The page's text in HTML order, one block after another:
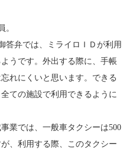
。
弁では、ミライロＩＤが利用
うです。外出する際に、手帳
れにくいと思います。できる
ての施設で利用できるように
業では、一般車タクシーは500
、利用する際、このタクシー